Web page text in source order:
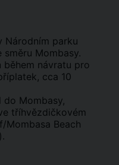
Národním parku
Mombasy.
během návratu pro
cca 10
do Mombasy,
tříhvězdičkovém
Mombasa Beach